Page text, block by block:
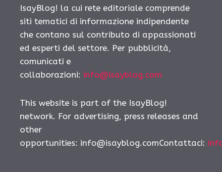
IsayBlog! la cui rete editoriale comprende
siti tematici di informazione indipendente
che contano sul contributo di appassionati
ed esperti del settore. Per pubblicità,
comunicati e
collaborazioni: info@isayblog.com
This website is part of the IsayBlog!
network. For advertising, press releases and
other
opportunities: info@isayblog.comContattaci: